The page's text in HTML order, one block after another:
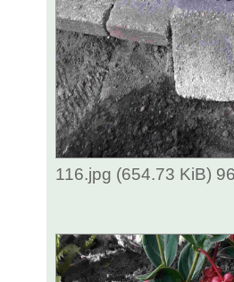
116.jpg (654.73 KiB)